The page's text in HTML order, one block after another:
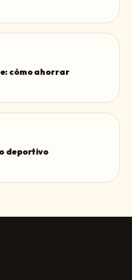
cómo ahorrar
deportivo